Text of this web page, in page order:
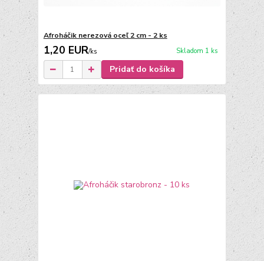
Afroháčik nerezová oceľ 2 cm - 2 ks
1,20 EUR/ks Skladom 1 ks
Pridať do košíka